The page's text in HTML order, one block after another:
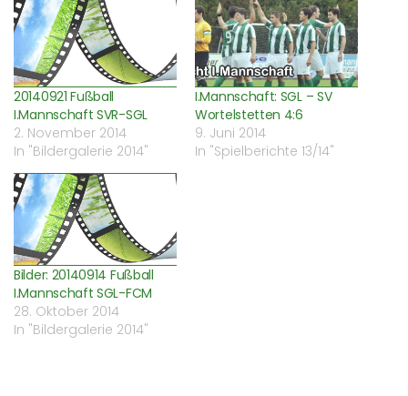
Fenster
geöffnet)
Fenster
geöffnet)
Fenster
senden
(Wird
neuem
Fenster
geöffnet)
20140921 Fußball
I.Mannschaft SVR-SGL
2. November 2014
In "Bildergalerie 2014"
I.Mannschaft: SGL – SV
Wortelstetten 4:6
9. Juni 2014
In "Spielberichte 13/14"
Bilder: 20140914 Fußball
I.Mannschaft SGL-FCM
28. Oktober 2014
In "Bildergalerie 2014"